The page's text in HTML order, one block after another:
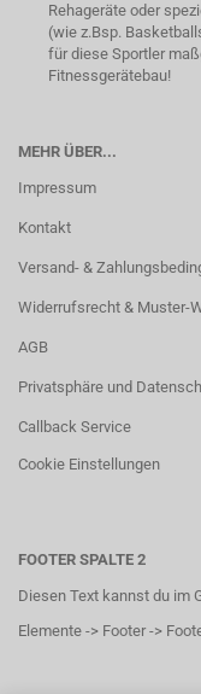
Rehageräte oder
(wie z.Bsp.
für diese Sportler
Fitnessgerätebau!
MEHR ÜBER...
Impressum
Kontakt
Versand- &
Widerrufsrecht & Muster-
AGB
Privatsphäre und
Callback Service
Cookie Einstellungen
FOOTER SPALTE 2
Diesen Text kannst du im
Elemente -> Footer ->